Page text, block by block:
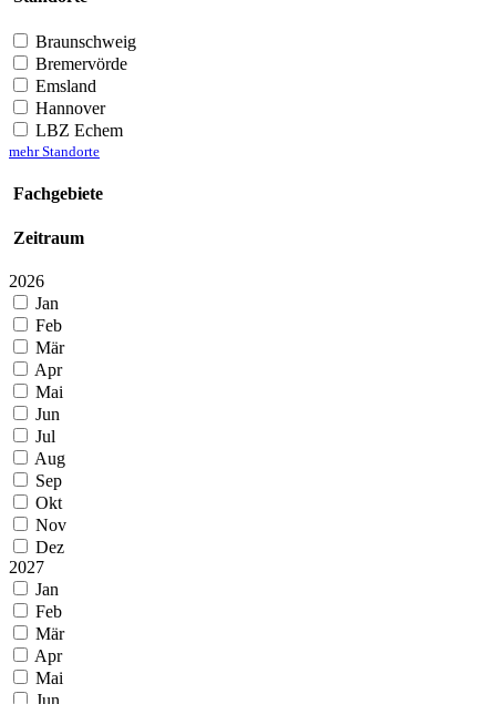
Braunschweig
Bremervörde
Emsland
Hannover
LBZ Echem
mehr Standorte
Fachgebiete
Zeitraum
2026
Jan
Feb
Mär
Apr
Mai
Jun
Jul
Aug
Sep
Okt
Nov
Dez
2027
Jan
Feb
Mär
Apr
Mai
Jun